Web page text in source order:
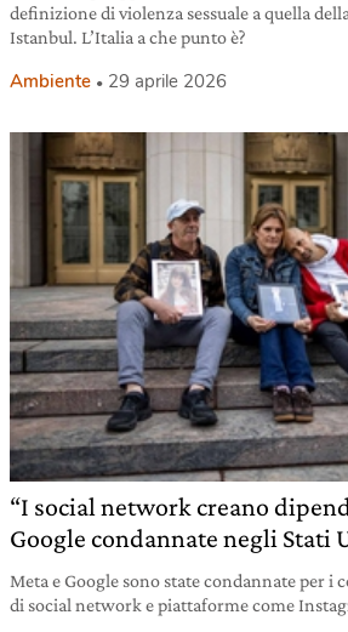
definizione di violenza sessuale a quella
Istanbul. L’Italia a che punto è?
Ambiente 29 aprile 2026
“I social network creano
Google condannate negli Stati
Meta e Google sono state condannate per i
di social network e piattaforme come